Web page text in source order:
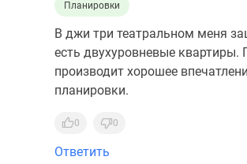
Планировки
В джи три театральном меня
есть двухуровневые квартиры.
производит хорошее
планировки.
0 0
Ответить